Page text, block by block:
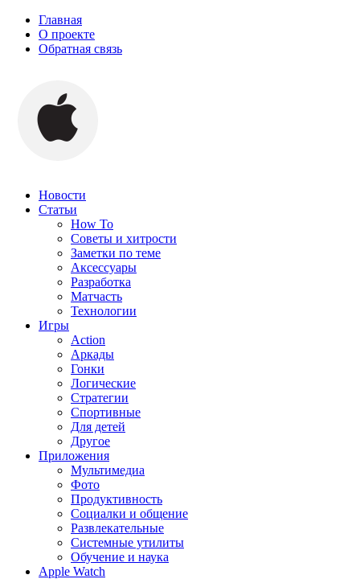
Главная
О проекте
Обратная связь
Новости
Статьи
How To
Советы и хитрости
Заметки по теме
Аксессуары
Разработка
Матчасть
Технологии
Игры
Action
Аркады
Гонки
Логические
Стратегии
Спортивные
Для детей
Другое
Приложения
Мультимедиа
Фото
Продуктивность
Социалки и общение
Развлекательные
Системные утилиты
Обучение и наука
Apple Watch